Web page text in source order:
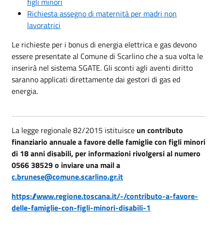
Richiesta assegno di maternità per madri non
lavoratrici
Le richieste per i bonus di energia elettrica e gas devono
essere presentate al Comune di Scarlino che a sua volta le
inserirà nel sistema SGATE. Gli sconti agli aventi diritto
saranno applicati direttamente dai gestori di gas ed
energia.
La legge regionale 82/2015 istituisce un contributo
finanziario annuale a favore delle famiglie con figli minori
di 18 anni disabili, per informazioni rivolgersi al numero
0566 38529 o inviare una mail a
c.brunese@comune.scarlino.gr.it
https://www.regione.toscana.it/-/contributo-a-favore-
delle-famiglie-con-figli-minori-disabili-1